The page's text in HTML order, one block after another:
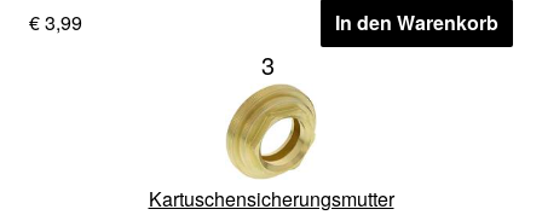
€ 3,99 In den Warenkorb
3
Kartuschensicherungsmutter